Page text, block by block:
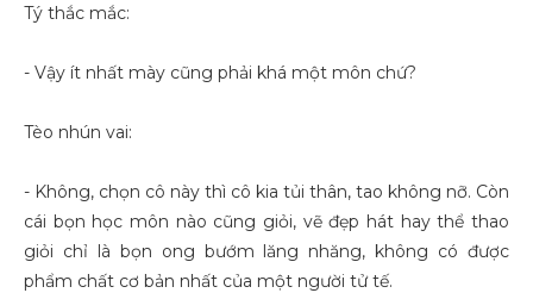
Tý thắc mắc:
- Vậy ít nhất mày cũng phải khá một môn chứ?
Tèo nhún vai:
- Không, chọn cô này thì cô kia tủi thân, tao không nỡ. Còn
cái bọn học môn nào cũng giỏi, vẽ đẹp hát hay thể thao
giỏi chỉ là bọn ong bướm lăng nhăng, không có được
phẩm chất cơ bản nhất của một người tử tế.